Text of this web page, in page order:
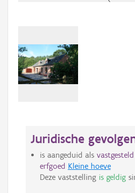
Juridische
is aangeduid als
erfgoed Kleine hoeve
Deze vaststelling is geldig